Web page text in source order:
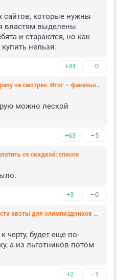
сайтов, которые нужны
властям выделены
и стараются, но как
нельзя.
+44 –0
Начал косить триммером, но в траву не смотрел. Итог — факельный пожар
можно леской
+63 –5
со скидкой: список
+3 –0
Ректор МГИМО предложить ввести квоты для олимпиадников на поступление в вузы
черту, будет еще по-
а из льготников потом
+2 –1